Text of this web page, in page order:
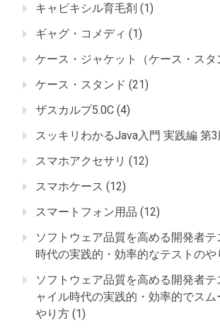
キャピキシル育毛剤 (1)
ギャグ・コメディ (1)
ケース・ジャケット（ケース・スタ
ケース・スタンド (21)
ザスカルプ5.0C (4)
スッキリわかるJava入門 実践編 第3
スマホアクセサリ (12)
スマホケース (12)
スマートフォン用品 (12)
ソフトウェア品質を高める開発者
時代の実践的・効率的なテストのや
ソフトウェア品質を高める開発者
ャイル時代の実践的・効率的でス
やり方 (1)